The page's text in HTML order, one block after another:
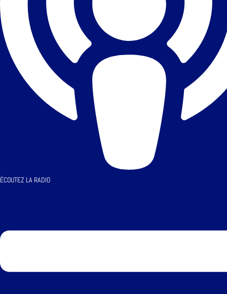
ÉCOUTEZ LA RADIO